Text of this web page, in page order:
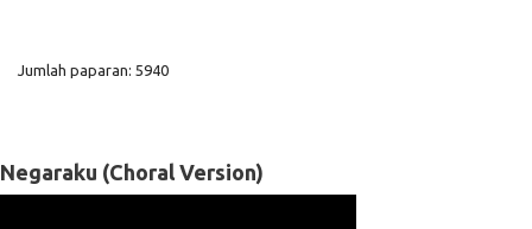
Jumlah paparan: 5940
Negaraku (Choral Version)